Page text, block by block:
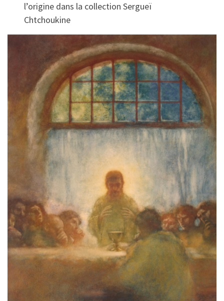
l’origine dans la collection Sergueï
Chtchoukine